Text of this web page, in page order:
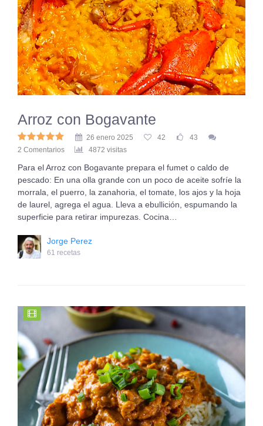
Arroz con Bogavante
26 enero 2025 42
43
2 Comentarios
4872 visitas
Para el Arroz con Bogavante prepara el fumet o caldo de
pescado: En una olla grande con un poco de aceite sofríe la
morrala, el puerro, la zanahoria, el tomate, los ajos y la hoja
de laurel, agrega el agua. Lleva a ebullición, espumando la
superficie para retirar impurezas. Cocina…
Jorge Perez
61 recetas